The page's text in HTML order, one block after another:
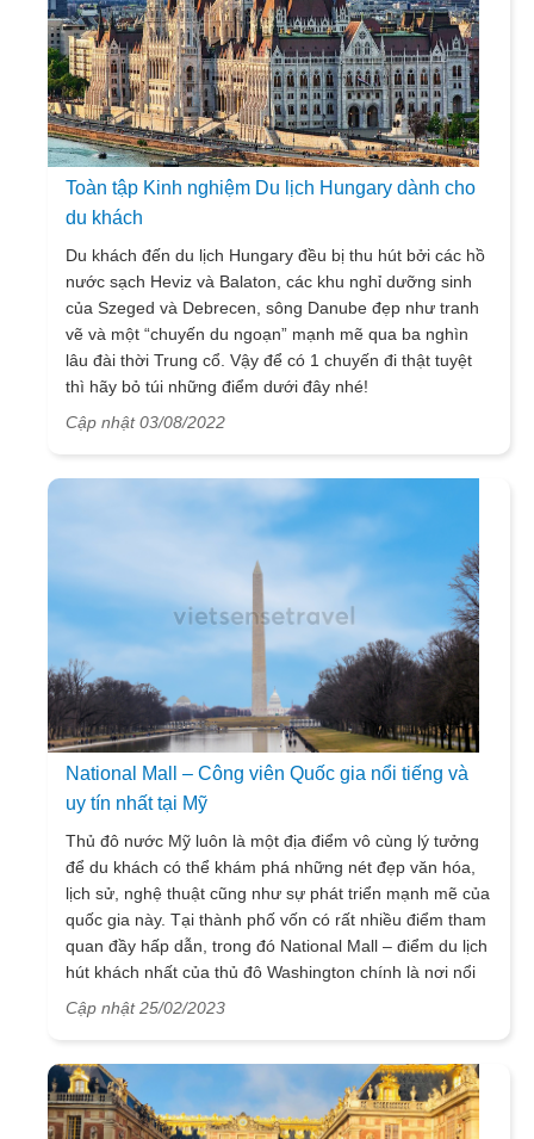
Toàn tập Kinh nghiệm Du lịch Hungary dành cho
du khách
Du khách đến du lịch Hungary đều bị thu hút bởi các hồ
nước sạch Heviz và Balaton, các khu nghỉ dưỡng sinh
của Szeged và Debrecen, sông Danube đẹp như tranh
vẽ và một “chuyến du ngoạn” mạnh mẽ qua ba nghìn
lâu đài thời Trung cổ. Vậy để có 1 chuyến đi thật tuyệt
thì hãy bỏ túi những điểm dưới đây nhé!
Cập nhật 03/08/2022
National Mall – Công viên Quốc gia nổi tiếng và
uy tín nhất tại Mỹ
Thủ đô nước Mỹ luôn là một địa điểm vô cùng lý tưởng
để du khách có thể khám phá những nét đẹp văn hóa,
lịch sử, nghệ thuật cũng như sự phát triển mạnh mẽ của
quốc gia này. Tại thành phố vốn có rất nhiều điểm tham
quan đầy hấp dẫn, trong đó National Mall – điểm du lịch
hút khách nhất của thủ đô Washington chính là nơi nổi
bật và được nhiều người yêu thích nhất hiện nay.
Cập nhật 25/02/2023